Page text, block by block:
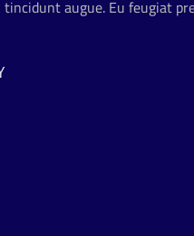
augue. Eu feugiat